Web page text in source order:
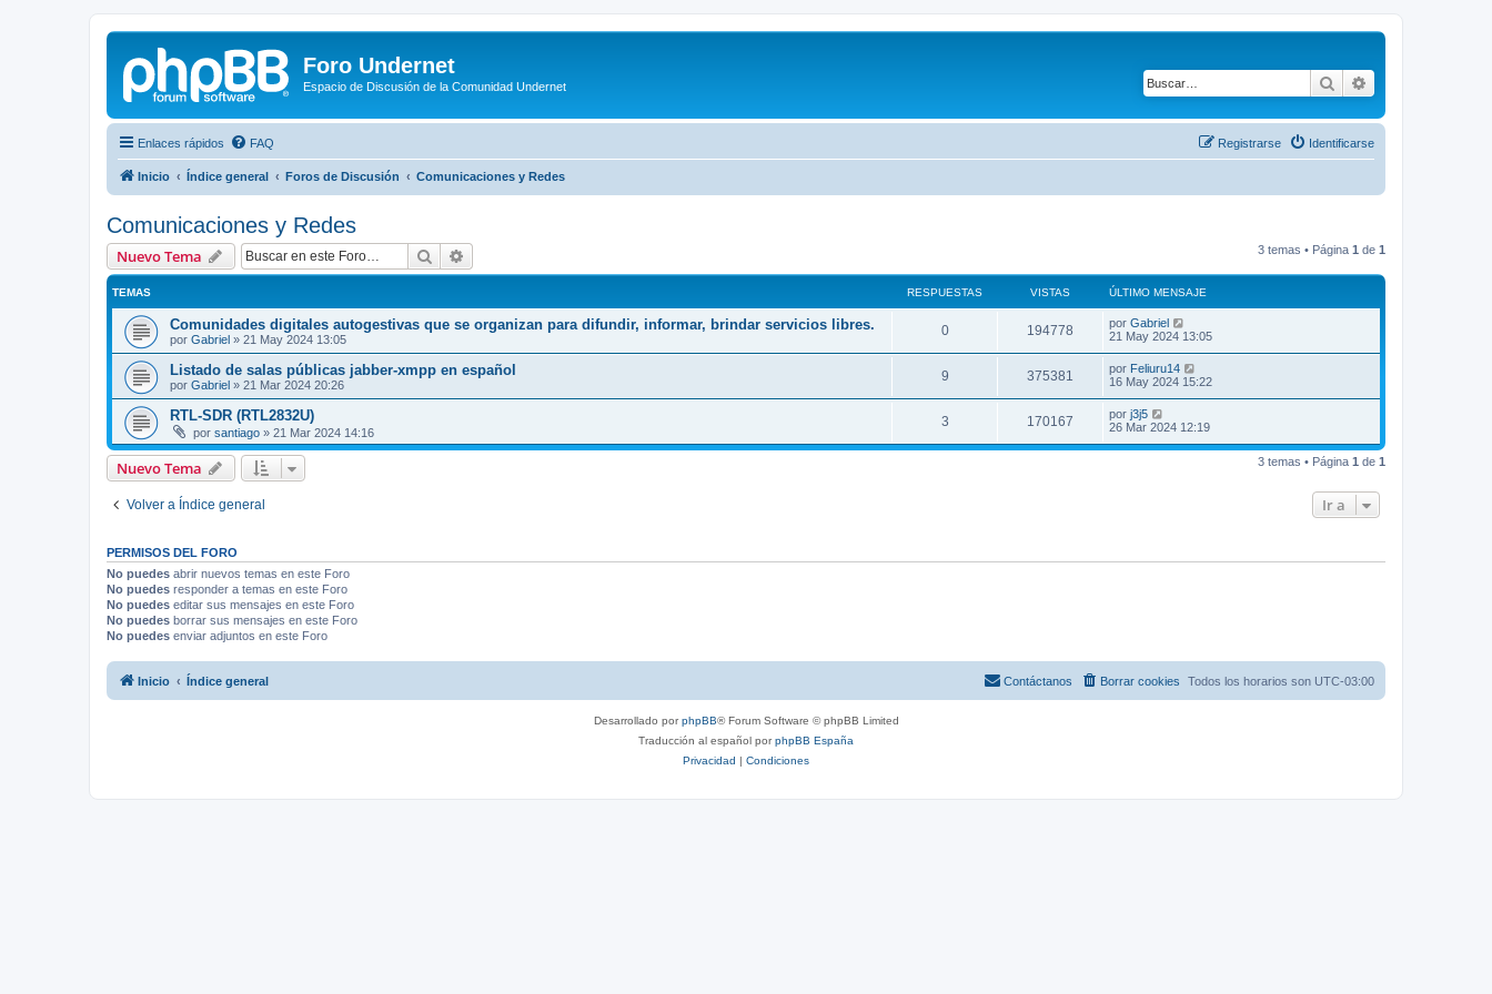
Foro Undernet
Espacio de Discusión de la Comunidad Undernet Buscar
Enlaces rápidos FAQ Identificarse
Registrarse
Inicio Índice general Foros de Discusión Comunicaciones y Redes
Comunicaciones y Redes
Nuevo Tema Buscar 3 temas • Página 1 de 1
TEMAS RESPUESTAS VISTAS ÚLTIMO MENSAJE
Comunidades digitales autogestivas que se organizan para difundir, informar, brindar servicios libres.
por Gabriel » 21 May 2024 13:05
0 194778 por Gabriel
21 May 2024 13:05
Listado de salas públicas jabber-xmpp en español
por Gabriel » 21 Mar 2024 20:26
9 375381 por Feliuru14
16 May 2024 15:22
RTL-SDR (RTL2832U)
por santiago » 21 Mar 2024 14:16
3 170167 por j3j5
26 Mar 2024 12:19
Nuevo Tema 3 temas • Página 1 de 1
Volver a Índice general Ir a
PERMISOS DEL FORO
No puedes abrir nuevos temas en este Foro
No puedes responder a temas en este Foro
No puedes editar sus mensajes en este Foro
No puedes borrar sus mensajes en este Foro
No puedes enviar adjuntos en este Foro
Inicio Índice general Todos los horarios son UTC-03:00
Borrar cookies
Contáctanos
Desarrollado porphpBB® Forum Software © phpBB Limited
Traducción al español porphpBB España
Privacidad | Condiciones